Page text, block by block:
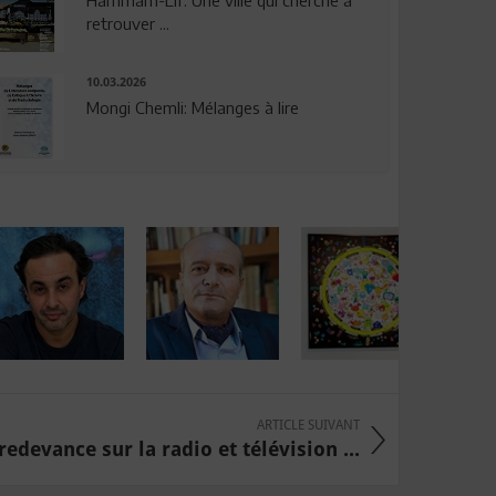
retrouver ...
10.03.2026
Mongi Chemli: Mélanges à lire
ARTICLE SUIVANT
sur la radio et télévision ...